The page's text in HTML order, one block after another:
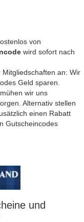
von
wird sofort nach
an: Wir
Geld sparen.
wir uns
Alternativ stellen
einen Rabatt
Gutscheincodes
und